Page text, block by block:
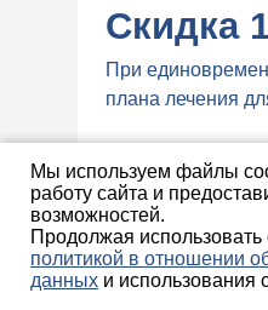
Скидка
При
плана лечения
Мы используем файлы
работу сайта и
возможностей.
Продолжая использовать
политикой в отношении
данных и использования